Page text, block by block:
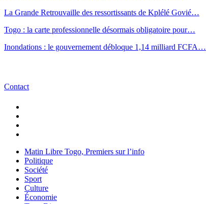
La Grande Retrouvaille des ressortissants de Kplélé Govié…
Togo : la carte professionnelle désormais obligatoire pour…
Inondations : le gouvernement débloque 1,14 milliard FCFA…
Contact
Matin Libre Togo, Premiers sur l’info
Politique
Société
Sport
Culture
Économie